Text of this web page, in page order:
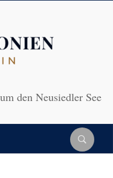
den Neusiedler See